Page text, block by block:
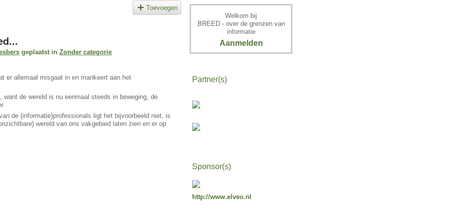
Toevoegen
geplaatst in Zonder categorie
er allemaal misgaat in en mankeert aan het
de wereld is nu eenmaal steeds in beweging, de
de (informatie)professionals ligt het bijvoorbeeld niet, is
wereld van ons vakgebied laten zien en er op
Welkom bij
BREED - over de grenzen van
informatie
Aanmelden
Partner(s)
Sponsor(s)
http://www.elveo.nl